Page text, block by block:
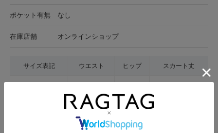
ポケット有無 なし
在庫店舗 オンラインショップ
サイズ表記 ウエスト ヒップ スカート丈
サイズの測り方について